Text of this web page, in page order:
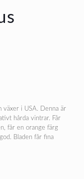
växer i USA. Denna är
hårda vintrar. Får
får en orange färg
Bladen får fina